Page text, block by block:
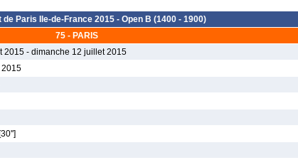
Paris Ile-de-France 2015 - Open B (1400 - 1900)
75 - PARIS
2015 - dimanche 12 juillet 2015
2015